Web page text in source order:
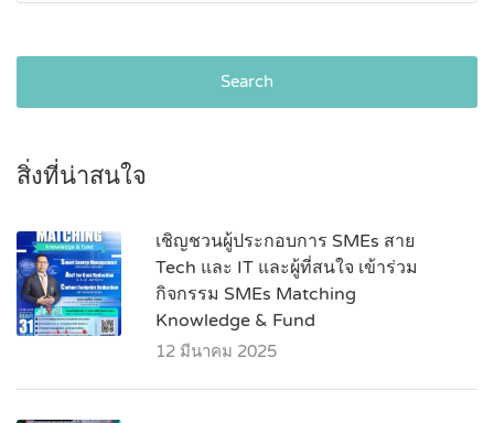
Search
สิ่งที่น่าสนใจ
เชิญชวนผู้ประกอบการ SMEs สาย
Tech และ IT และผู้ที่สนใจ เข้าร่วม
กิจกรรม SMEs Matching
Knowledge & Fund
12 มีนาคม 2025